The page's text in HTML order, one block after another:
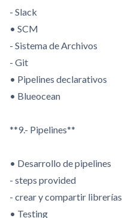
- Slack
• SCM
- Sistema de Archivos
- Git
• Pipelines declarativos
• Blueocean
**9.- Pipelines**
• Desarrollo de pipelines
- steps provided
- crear y compartir librerías
• Testing